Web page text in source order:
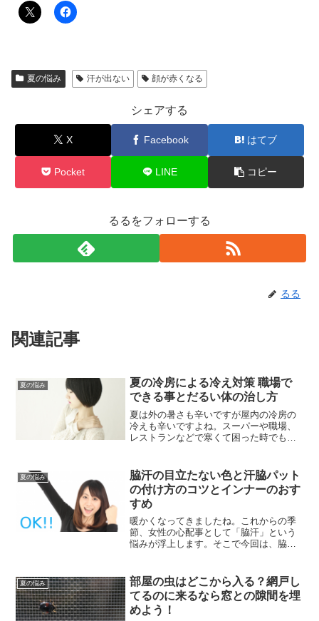
夏の悩み 汗が出ない 顔が赤くなる
シェアする
X Facebook はてブ
Pocket LINE コピー
るるをフォローする
るる
関連記事
夏の悩み
夏の冷房による冷え対策 職場で
できる事とだるい体の治し方
夏は外の暑さも辛いですが屋内の冷房の
冷えも辛いですよね。スーパーや職場、
レストランなどで寒くて困った時でもす
と、残念ながら「冷房で体がだる
い・・・」こうなった時の治し方...
夏の悩み
脇汗の目立たない色と汗脇パット
の付け方のコツとインナーのおす
すめ
暖かくなってきましたね。これからの季
節、女性の心配事として「脇汗」という
悩みが浮上します。そこで今回は、脇汗
ご紹介します。脇汗でファッションが楽
しめないないと夏がつまら...
夏の悩み
部屋の虫はどこから入る？網戸し
てるのに来るなら窓との隙間を埋
めよう！